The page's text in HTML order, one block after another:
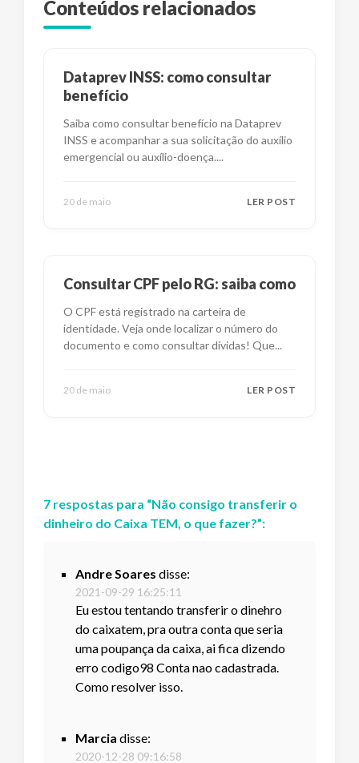
Conteúdos relacionados
Dataprev INSS: como consultar
benefício
Saiba como consultar benefício na Dataprev
INSS e acompanhar a sua solicitação do auxílio
emergencial ou auxílio-doença....
20 de maio LER POST
Consultar CPF pelo RG: saiba como
O CPF está registrado na carteira de
identidade. Veja onde localizar o número do
documento e como consultar dívidas! Que...
20 de maio LER POST
7 respostas para “Não consigo transferir o
dinheiro do Caixa TEM, o que fazer?”:
Andre Soares disse:
2021-09-29 16:25:11
Eu estou tentando transferir o dinehro
do caixatem, pra outra conta que seria
uma poupança da caixa, ai fica dizendo
erro codigo98 Conta nao cadastrada.
Como resolver isso.
Marcia disse:
2020-12-28 09:16:58